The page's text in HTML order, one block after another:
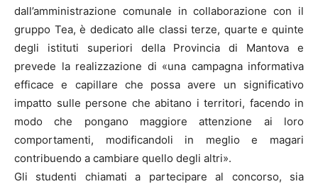
dall’amministrazione comunale in collaborazione con il
gruppo Tea, è dedicato alle classi terze, quarte e quinte
degli istituti superiori della Provincia di Mantova e
prevede la realizzazione di «una campagna informativa
efficace e capillare che possa avere un significativo
impatto sulle persone che abitano i territori, facendo in
modo che pongano maggiore attenzione ai loro
comportamenti, modificandoli in meglio e magari
contribuendo a cambiare quello degli altri».
Gli studenti chiamati a partecipare al concorso, sia